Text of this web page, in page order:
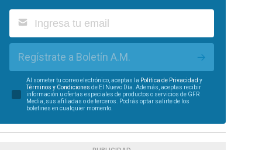
Regístrate a Boletín A.M.
Al someter tu correo electrónico, aceptas la Política de Privacidad y
Términos y Condiciones de El Nuevo Día. Además, aceptas recibir
información u ofertas especiales de productos o servicios de GFR
Media, sus afiliadas o de terceros. Podrás optar salirte de los
boletines en cualquier momento.